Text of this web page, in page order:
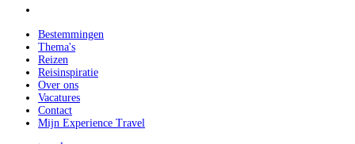
Bestemmingen
Thema's
Reizen
Reisinspiratie
Over ons
Vacatures
Contact
Mijn Experience Travel